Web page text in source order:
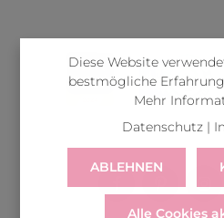
Diese Website
bestmögliche
Mehr
Datenschutz|
ABLEHNEN
Alle Cookies